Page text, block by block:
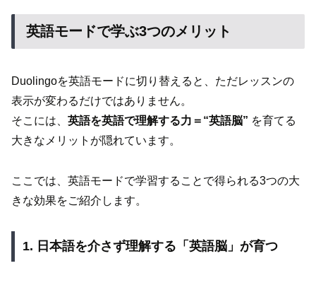
英語モードで学ぶ3つのメリット
Duolingoを英語モードに切り替えると、ただレッスンの
表示が変わるだけではありません。
そこには、 英語を英語で理解する力＝“英語脳” を育てる
大きなメリットが隠れています。
ここでは、英語モードで学習することで得られる3つの大
きな効果をご紹介します。
1. 日本語を介さず理解する「英語脳」が育つ